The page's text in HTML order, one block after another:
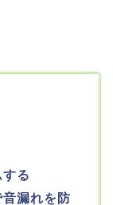
する
音漏れを防